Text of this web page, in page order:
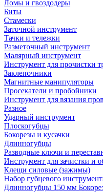
Ломы и гвоздодеры
Биты
Стамески
Заточной инструмент
Тачки и тележки
Разметочный инструмент
Малярный инструмент
Инструмент для прочистки
Заклепочники
Магнитные манипуляторы
Просекатели и пробойники
Инструмент для вязания
Разное
Ударный инструмент
Плоскогубцы
Бокорезы и кусачки
Длинногубцы
Разводные ключи и
Инструмент для зачистки и
Клещи силовые (зажимы)
Набор губцевого
Длинногубцы 150 мм